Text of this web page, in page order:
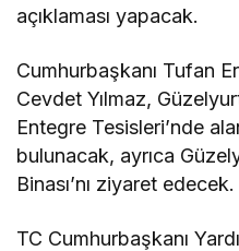
açıklaması yapacak.
Cumhurbaşkanı Tufan
Cevdet Yılmaz,
Entegre Tesisleri’nde
bulunacak, ayrıca
Binası’nı ziyaret edecek.
TC Cumhurbaşkanı